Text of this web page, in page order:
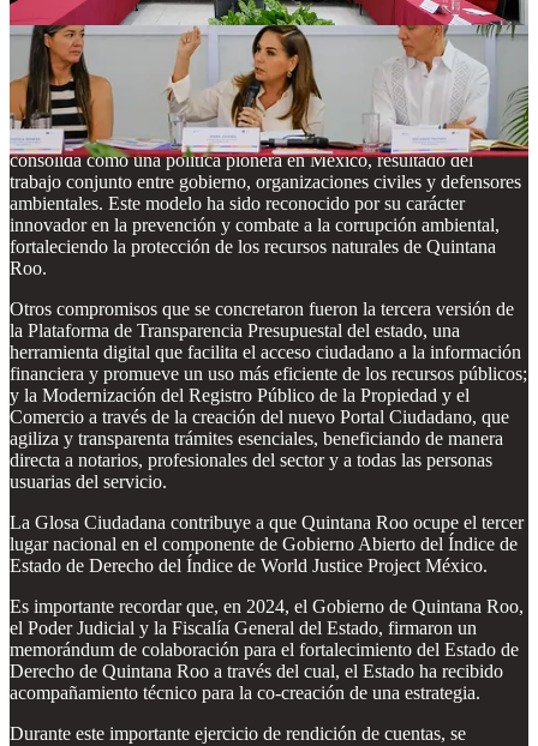
Cinthya Dehesa señaló que se cumple así el Compromiso 1 de la
Glosa, Planeación Estratégica de Largo Plazo. Sigue ahora la
socialización, la apropiación y la puesta en marcha, que contará con
el apoyo del Instituto Latinoamericano y del Caribe de Planificación
Económica y Social (ILPES).
Otro logro es la Política de Buena Gobernanza Ambiental, que se
consolida como una política pionera en México, resultado del
trabajo conjunto entre gobierno, organizaciones civiles y defensores
ambientales. Este modelo ha sido reconocido por su carácter
innovador en la prevención y combate a la corrupción ambiental,
fortaleciendo la protección de los recursos naturales de Quintana
Roo.
Otros compromisos que se concretaron fueron la tercera versión de
la Plataforma de Transparencia Presupuestal del estado, una
herramienta digital que facilita el acceso ciudadano a la información
financiera y promueve un uso más eficiente de los recursos públicos;
y la Modernización del Registro Público de la Propiedad y el
Comercio a través de la creación del nuevo Portal Ciudadano, que
agiliza y transparenta trámites esenciales, beneficiando de manera
directa a notarios, profesionales del sector y a todas las personas
usuarias del servicio.
La Glosa Ciudadana contribuye a que Quintana Roo ocupe el tercer
lugar nacional en el componente de Gobierno Abierto del Índice de
Estado de Derecho del Índice de World Justice Project México.
Es importante recordar que, en 2024, el Gobierno de Quintana Roo,
el Poder Judicial y la Fiscalía General del Estado, firmaron un
memorándum de colaboración para el fortalecimiento del Estado de
Derecho de Quintana Roo a través del cual, el Estado ha recibido
acompañamiento técnico para la co-creación de una estrategia.
Durante este importante ejercicio de rendición de cuentas, se